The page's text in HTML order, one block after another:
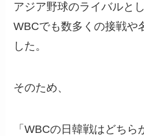
アジア野球のライバルと
WBCでも数多くの接戦や
した。
そのため、
「WBCの日韓戦はどちら